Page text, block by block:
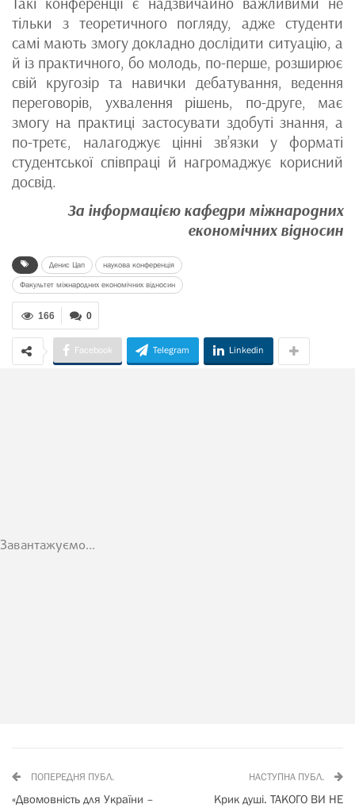
тільки з теоретичного погляду, адже студенти
самі мають змогу докладно дослідити ситуацію, а
й із практичного, бо молодь, по-перше, розширює
свій кругозір та навички дебатування, ведення
переговорів, ухвалення рішень, по-друге, має
змогу на практиці застосувати здобуті знання, а
по-третє, налагоджує цінні зв’язки у форматі
студентської співпраці й нагромаджує корисний
досвід.
За інформацією кафедри міжнародних
економічних відносин
Денис Цап наукова конференція
Факультет міжнародних економічних відносин
0
166
Facebook Telegram Linkedin
Завантажуємо...
ПОПЕРЕДНЯ ПУБЛ.
«Двомовність для України –
НАСТУПНА ПУБЛ.
Крик душі. ТАКОГО ВИ НЕ